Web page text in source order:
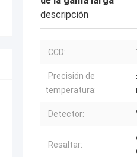
descripción
CCD:
Precisión de
temperatura:
Detector:
Resaltar: